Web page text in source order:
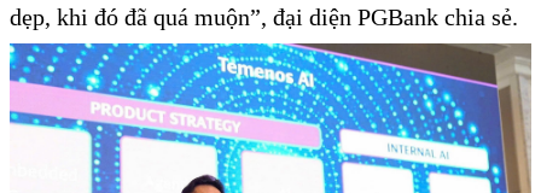
dẹp, khi đó đã quá muộn”, đại diện PGBank chia sẻ.